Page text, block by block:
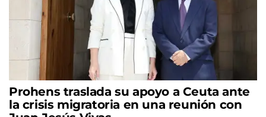
Prohens traslada su apoyo a Ceuta ante
la crisis migratoria en una reunión con